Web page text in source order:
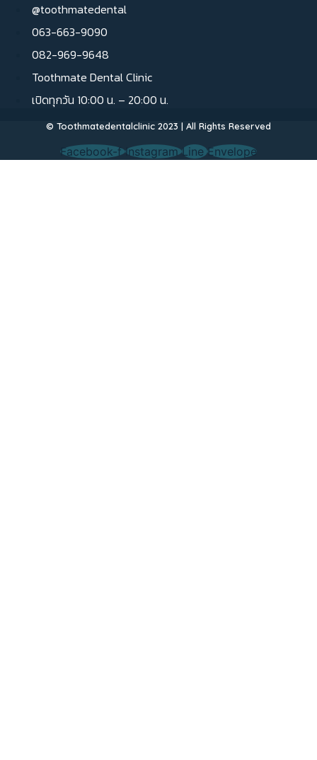
@toothmatedental
063-663-9090
082-969-9648
Toothmate Dental Clinic
เปิดทุกวัน 10:00 น. – 20:00 น.
© Toothmatedentalclinic 2023 | All Rights Reserved
Facebook-f Instagram Line Envelope